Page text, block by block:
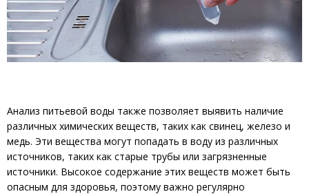
Анализ питьевой воды также позволяет выявить наличие
различных химических веществ, таких как свинец, железо и
медь. Эти вещества могут попадать в воду из различных
источников, таких как старые трубы или загрязненные
источники. Высокое содержание этих веществ может быть
опасным для здоровья, поэтому важно регулярно